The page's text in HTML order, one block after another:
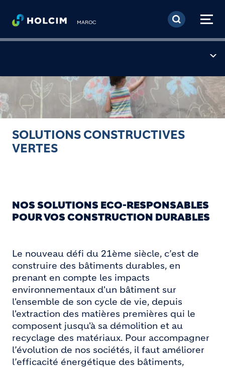
Aller au contenu
MAROC
SOLUTIONS CONSTRUCTIVES
VERTES
NOS SOLUTIONS ECO-RESPONSABLES
POUR VOS CONSTRUCTION DURABLES
Le nouveau défi du 21ème siècle, c’est de
construire des bâtiments durables, en
prenant en compte les impacts
environnementaux d'un bâtiment sur
l'ensemble de son cycle de vie, depuis
l'extraction des matières premières qui le
composent jusqu'à sa démolition et au
recyclage des matériaux. Pour accompagner
l’évolution de nos sociétés, il faut améliorer
l’efficacité énergétique des bâtiments,